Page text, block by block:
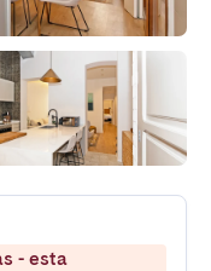
- esta